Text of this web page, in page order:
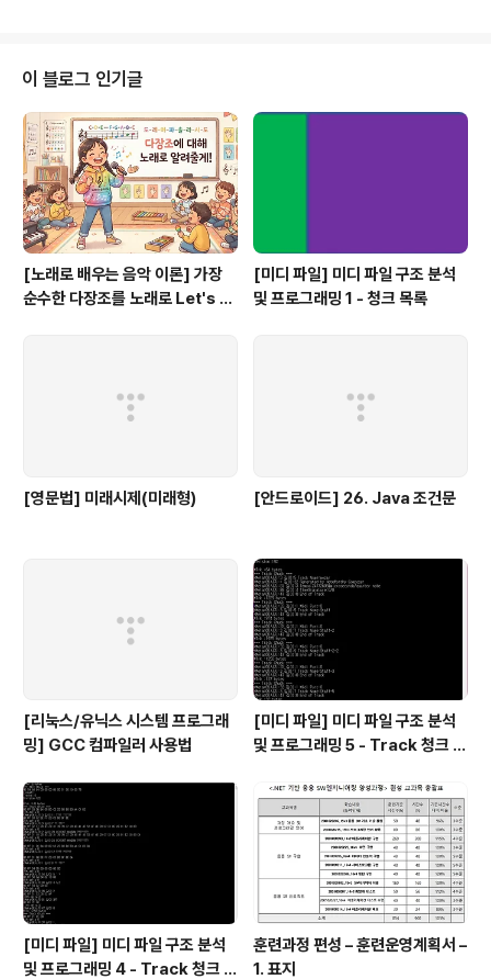
(8) Code(8) Checksum(16) Rest of header(가변) Data(가변) 참고: ..
이 블로그 인기글
[노래로 배우는 음악 이론] 가장
순수한 다장조를 노래로 Let's G
[미디 파일] 미디 파일 구조 분석
및 프로그래밍 1 - 청크 목록
[영문법] 미래시제(미래형) [안드로이드] 26. Java 조건문
[리눅스/유닉스 시스템 프로그래
밍] GCC 컴파일러 사용법
[미디 파일] 미디 파일 구조 분석
및 프로그래밍 5 - Track 청크 3,
[미디 파일] 미디 파일 구조 분석
및 프로그래밍 4 - Track 청크 2,
훈련과정 편성 – 훈련운영계획서 –
1. 표지